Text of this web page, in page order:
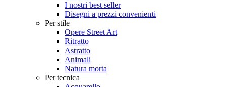
I nostri best seller
Disegni a prezzi convenienti
Per stile
Opere Street Art
Ritratto
Astratto
Animali
Natura morta
Per tecnica